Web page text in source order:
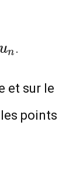
n .
et sur le
points